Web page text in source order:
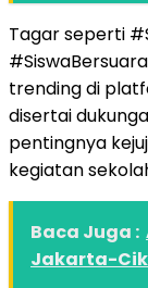
Tagar seperti
trending di
disertai
pentingnya
kegiatan
Baca Juga :
Jakarta-